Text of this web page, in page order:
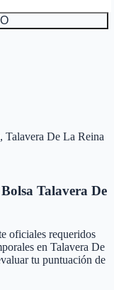
Talavera De La Reina
Talavera De
oficiales requeridos
en Talavera De
tu puntuación de